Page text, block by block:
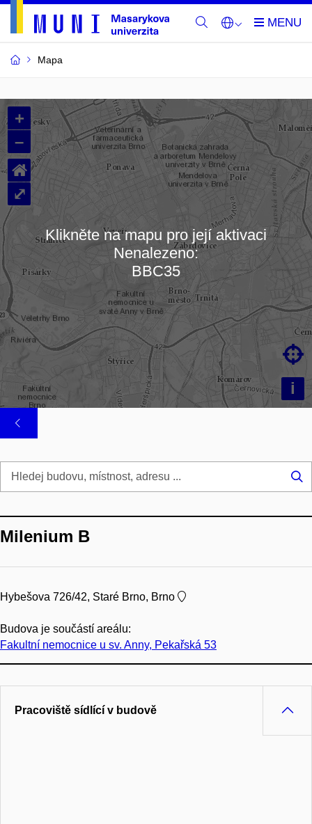
Mapa
Budovy
a
místnosti
MU
Načítám mapu…
+
–
i

⌂
⤢
Klikněte na mapu pro její aktivaci
Nenalezeno:
BBC35
Milenium B
Hybešova 726/42, Staré Brno, Brno
Budova je součástí areálu:
Fakultní nemocnice u sv. Anny, Pekařská 53
Pracoviště sídlící v budově